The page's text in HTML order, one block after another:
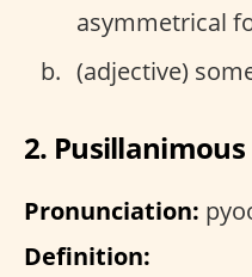
asymmetrical
(adjective)
2. Pusillanimous
Pronunciation:
Definition: